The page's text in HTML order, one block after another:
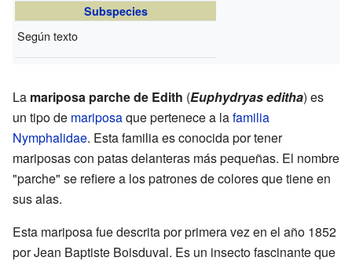
Subspecies
Según texto
La mariposa parche de Edith (Euphydryas editha) es
un tipo de mariposaque pertenece a lafamilia
Nymphalidae. Esta familia es conocida por tener
mariposas con patas delanteras más pequeñas. El nombre
"parche" se refiere a los patrones de colores que tiene en
sus alas.
Esta mariposa fue descrita por primera vez en el año 1852
por Jean Baptiste Boisduval. Es un insecto fascinante que